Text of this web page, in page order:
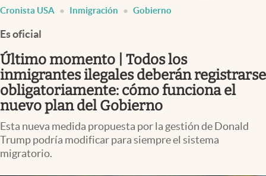
Ciencia y salud
Espiritual
Streaming
Lifestyle
Cronista USA Inmigración Gobierno
Es oficial
Último momento | Todos los
inmigrantes ilegales deberán registrarse
obligatoriamente: cómo funciona el
nuevo plan del Gobierno
Esta nueva medida propuesta por la gestión de Donald
Trump podría modificar para siempre el sistema
migratorio.